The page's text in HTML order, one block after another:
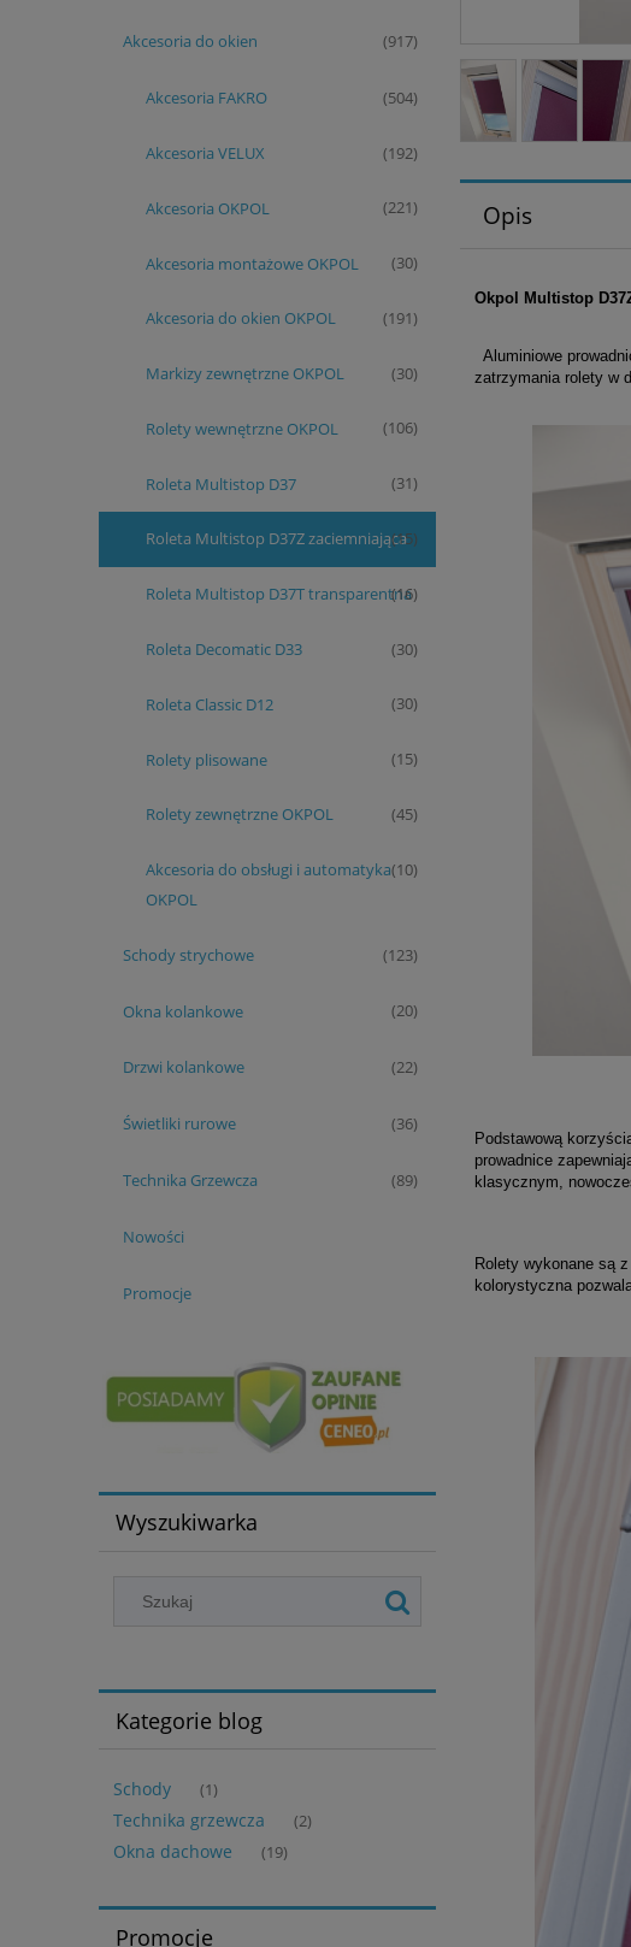
Akcesoria do okien (917)
Akcesoria FAKRO (504)
Akcesoria VELUX (192)
Akcesoria OKPOL (221)
Akcesoria montażowe OKPOL (30)
Akcesoria do okien OKPOL (191)
Markizy zewnętrzne OKPOL (30)
Rolety wewnętrzne OKPOL (106)
Roleta Multistop D37 (31)
Roleta Multistop D37Z zaciemniająca
(15)
Roleta Multistop D37T transparentna
(16)
Roleta Decomatic D33 (30)
Roleta Classic D12 (30)
Rolety plisowane (15)
Rolety zewnętrzne OKPOL (45)
Akcesoria do obsługi i automatyka
OKPOL
(10)
Schody strychowe (123)
Okna kolankowe (20)
Drzwi kolankowe (22)
Świetliki rurowe (36)
Technika Grzewcza (89)
Nowości
Promocje
Wyszukiwarka
Kategorie blog
Schody (1)
Technika grzewcza (2)
Okna dachowe (19)
Promocje
Opis
Okpol Multistop
Aluminiowe
zatrzymania rolety w
Podstawową
prowadnice
klasycznym,
Rolety wykonane są
kolorystyczna